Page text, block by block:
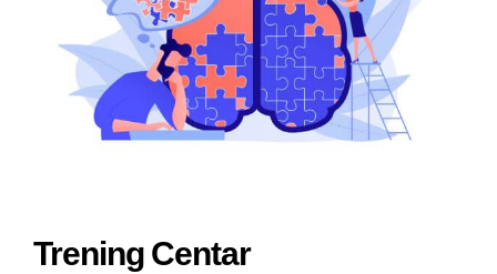
Trening Centar